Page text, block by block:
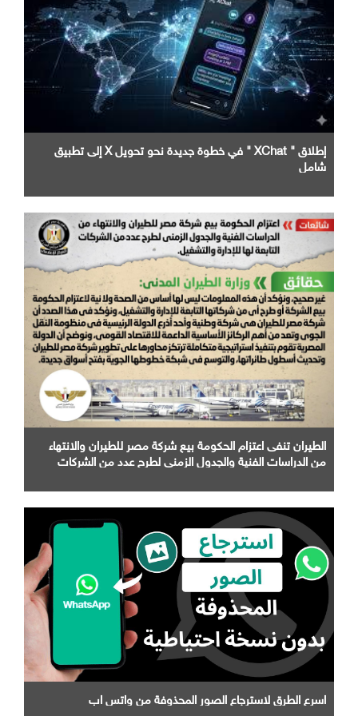
إطلاق " XChat " في خطوة جديدة نحو تحويل X إلى تطبيق
شامل
الطيران تنفى اعتزام الحكومة بيع شركة مصر للطيران والانتهاء
من الدراسات الفنية والجدول الزمني لطرح عدد من الشركات
اسرع الطرق لاسترجاع الصور المحذوفة من واتس اب